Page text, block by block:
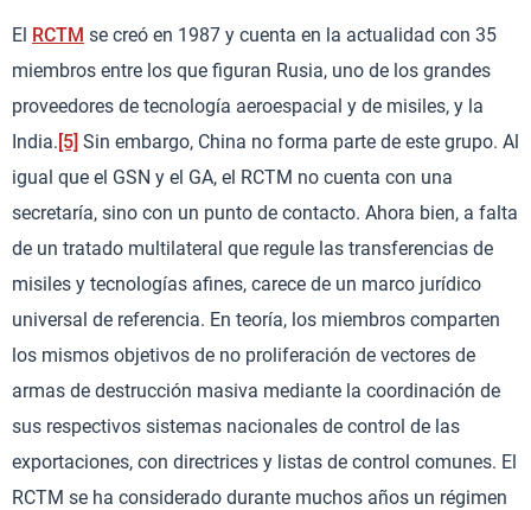
El RCTM se creó en 1987 y cuenta en la actualidad con 35
miembros entre los que figuran Rusia, uno de los grandes
proveedores de tecnología aeroespacial y de misiles, y la
India. [5] Sin embargo, China no forma parte de este grupo. Al
igual que el GSN y el GA, el RCTM no cuenta con una
secretaría, sino con un punto de contacto. Ahora bien, a falta
de un tratado multilateral que regule las transferencias de
misiles y tecnologías afines, carece de un marco jurídico
universal de referencia. En teoría, los miembros comparten
los mismos objetivos de no proliferación de vectores de
armas de destrucción masiva mediante la coordinación de
sus respectivos sistemas nacionales de control de las
exportaciones, con directrices y listas de control comunes. El
RCTM se ha considerado durante muchos años un régimen